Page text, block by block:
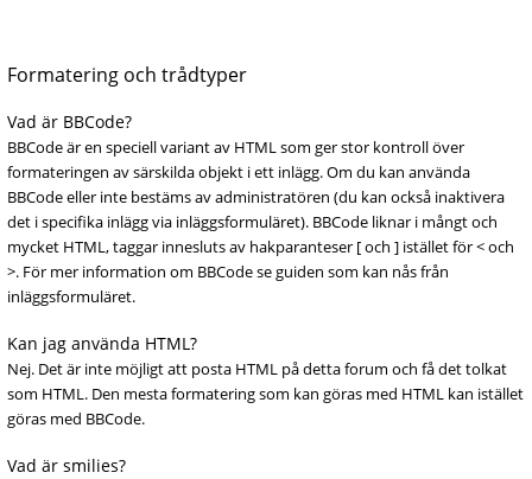
Formatering och trådtyper
Vad är BBCode?
BBCode är en speciell variant av HTML som ger stor kontroll över
formateringen av särskilda objekt i ett inlägg. Om du kan använda
BBCode eller inte bestäms av administratören (du kan också inaktivera
det i specifika inlägg via inläggsformuläret). BBCode liknar i mångt och
mycket HTML, taggar innesluts av hakparanteser [ och ] istället för < och
>. För mer information om BBCode se guiden som kan nås från
inläggsformuläret.
Kan jag använda HTML?
Nej. Det är inte möjligt att posta HTML på detta forum och få det tolkat
som HTML. Den mesta formatering som kan göras med HTML kan istället
göras med BBCode.
Vad är smilies?